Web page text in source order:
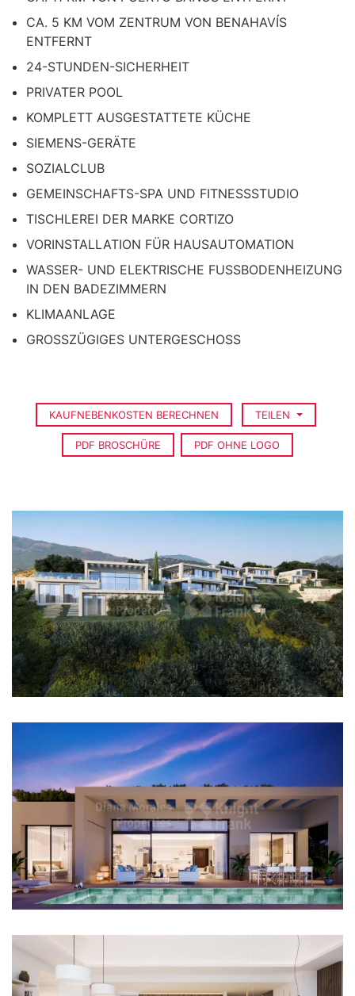
CA. 5 KM VOM ZENTRUM VON BENAHAVÍS
ENTFERNT
24-STUNDEN-SICHERHEIT
PRIVATER POOL
KOMPLETT AUSGESTATTETE KÜCHE
SIEMENS-GERÄTE
SOZIALCLUB
GEMEINSCHAFTS-SPA UND FITNESSSTUDIO
TISCHLEREI DER MARKE CORTIZO
VORINSTALLATION FÜR HAUSAUTOMATION
WASSER- UND ELEKTRISCHE FUSSBODENHEIZUNG
IN DEN BADEZIMMERN
KLIMAANLAGE
GROSSZÜGIGES UNTERGESCHOSS
KAUFNEBENKOSTEN BERECHNEN TEILEN
PDF BROSCHÜRE PDF OHNE LOGO